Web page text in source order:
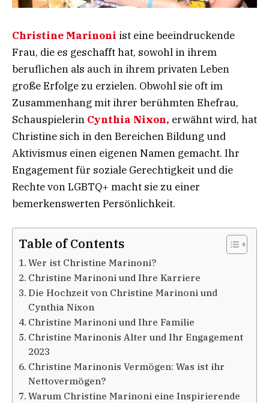
Christine Marinoni ist eine beeindruckende
Frau, die es geschafft hat, sowohl in ihrem
beruflichen als auch in ihrem privaten Leben
große Erfolge zu erzielen. Obwohl sie oft im
Zusammenhang mit ihrer berühmten Ehefrau,
Schauspielerin Cynthia Nixon, erwähnt wird, hat
Christine sich in den Bereichen Bildung und
Aktivismus einen eigenen Namen gemacht. Ihr
Engagement für soziale Gerechtigkeit und die
Rechte von LGBTQ+ macht sie zu einer
bemerkenswerten Persönlichkeit.
Table of Contents
Wer ist Christine Marinoni?
Christine Marinoni und Ihre Karriere
Die Hochzeit von Christine Marinoni und
Cynthia Nixon
Christine Marinoni und Ihre Familie
Christine Marinonis Alter und Ihr Engagement
2023
Christine Marinonis Vermögen: Was ist ihr
Nettovermögen?
Warum Christine Marinoni eine Inspirierende